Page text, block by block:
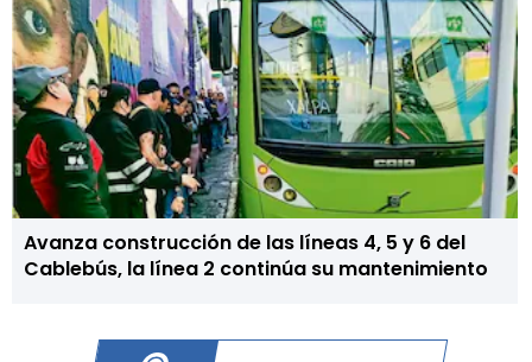
Avanza construcción de las líneas 4, 5 y 6 del
Cablebús, la línea 2 continúa su mantenimiento